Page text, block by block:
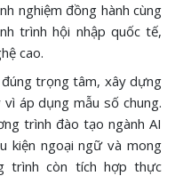
nghiệm đồng hành cùng
trình hội nhập quốc tế,
cao.
trọng tâm, xây dựng
áp dụng mẫu số chung.
trình đào tạo ngành AI
kiện ngoại ngữ và mong
trình còn tích hợp thực